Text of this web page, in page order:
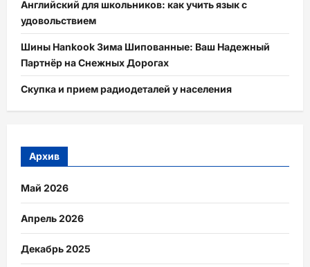
Английский для школьников: как учить язык с
удовольствием
Шины Hankook Зима Шипованные: Ваш Надежный
Партнёр на Снежных Дорогах
Скупка и прием радиодеталей у населения
Архив
Май 2026
Апрель 2026
Декабрь 2025